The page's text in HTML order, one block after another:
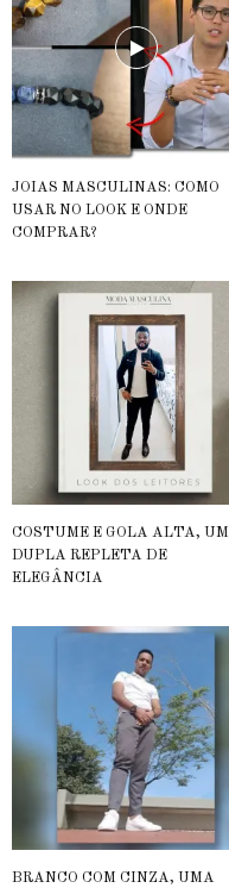
JOIAS MASCULINAS: COMO
USAR NO LOOK E ONDE
COMPRAR?
COSTUME E GOLA ALTA,
DUPLA REPLETA DE
ELEGÂNCIA
BRANCO COM CINZA, UMA